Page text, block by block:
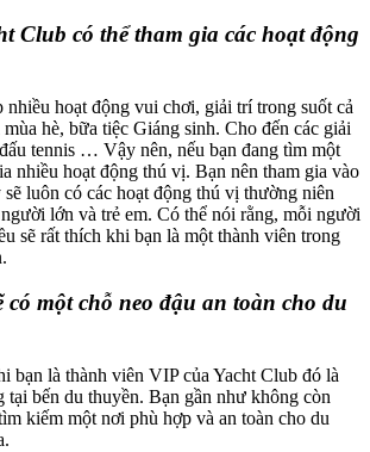
Club có thể tham gia các hoạt động
nhiều hoạt động vui chơi, giải trí trong suốt cả
hè, bữa tiệc Giáng sinh. Cho đến các giải
tennis … Vậy nên, nếu bạn đang tìm một
nhiều hoạt động thú vị. Bạn nên tham gia vào
luôn có các hoạt động thú vị thường niên
lớn và trẻ em. Có thể nói rằng, mỗi người
sẽ rất thích khi bạn là một thành viên trong
có một chỗ neo đậu an toàn cho du
bạn là thành viên VIP của Yacht Club đó là
tại bến du thuyền. Bạn gần như không còn
kiếm một nơi phù hợp và an toàn cho du